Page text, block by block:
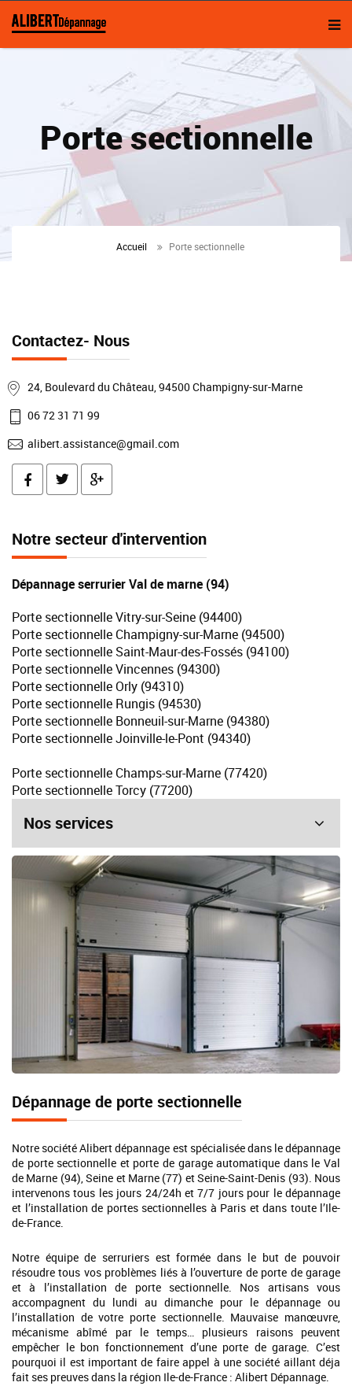
Porte sectionnelle
Accueil Porte sectionnelle
Contactez- Nous
24, Boulevard du Château, 94500 Champigny-sur-Marne
06 72 31 71 99
alibert.assistance@gmail.com
Notre secteur d'intervention
Dépannage serrurier Val de marne (94)
Porte sectionnelle Vitry-sur-Seine (94400)
Porte sectionnelle Champigny-sur-Marne (94500)
Porte sectionnelle Saint-Maur-des-Fossés (94100)
Porte sectionnelle Vincennes (94300)
Porte sectionnelle Orly (94310)
Porte sectionnelle Rungis (94530)
Porte sectionnelle Bonneuil-sur-Marne (94380)
Porte sectionnelle Joinville-le-Pont (94340)
Porte sectionnelle Champs-sur-Marne (77420)
Porte sectionnelle Torcy (77200)
Nos services
Dépannage de porte sectionnelle
Notre société Alibert dépannage est spécialisée dans le dépannage
de porte sectionnelle et porte de garage automatique dans le Val
de Marne (94), Seine et Marne (77) et Seine-Saint-Denis (93). Nous
intervenons tous les jours 24/24h et 7/7 jours pour le dépannage
et l’installation de portes sectionnelles à Paris et dans toute l’Ile-
de-France.
Notre équipe de serruriers est formée dans le but de pouvoir
résoudre tous vos problèmes liés à l’ouverture de porte de garage
et à l’installation de porte sectionnelle. Nos artisans vous
accompagnent du lundi au dimanche pour le dépannage ou
l’installation de votre porte sectionnelle. Mauvaise manœuvre,
mécanisme abîmé par le temps… plusieurs raisons peuvent
empêcher le bon fonctionnement d’une porte de garage. C’est
pourquoi il est important de faire appel à une société aillant déja
fait ses preuves dans la région Ile-de-France : Alibert Dépannage.